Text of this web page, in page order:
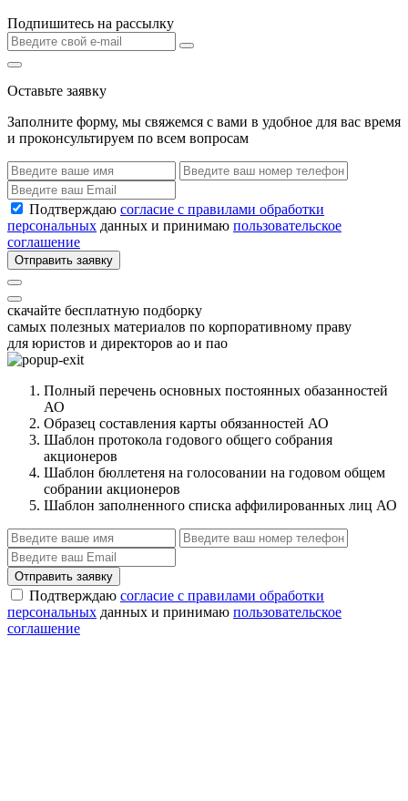
Подпишитесь на рассылку
Оставьте заявку
Заполните форму, мы свяжемся с вами в удобное для вас время
и проконсультируем по всем вопросам
Подтверждаю согласие с правилами обработки
персональных данных и принимаю пользовательское
соглашение
Отправить заявку
скачайте бесплатную подборку
самых полезных материалов по корпоративному праву
для юристов и директоров ао и пао
Полный перечень основных постоянных обазанностей
АО
Образец составления карты обязанностей АО
Шаблон протокола годового общего собрания
акционеров
Шаблон бюллетеня на голосовании на годовом общем
собрании акционеров
Шаблон заполненного списка аффилированных лиц АО
Отправить заявку
Подтверждаю согласие с правилами обработки
персональных данных и принимаю пользовательское
соглашение